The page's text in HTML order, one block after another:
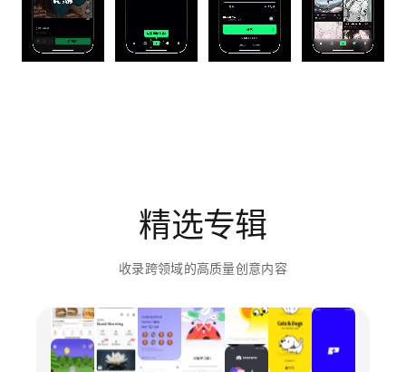
精选专辑
收录跨领域的高质量创意内容